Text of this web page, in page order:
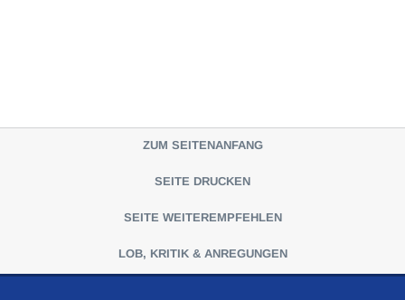
ZUM SEITENANFANG
SEITE DRUCKEN
SEITE WEITEREMPFEHLEN
LOB, KRITIK & ANREGUNGEN